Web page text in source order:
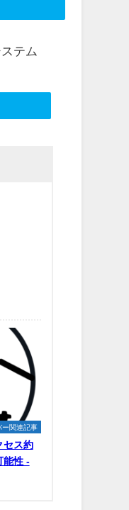
テム
ー関連記事
セス約
能性 -